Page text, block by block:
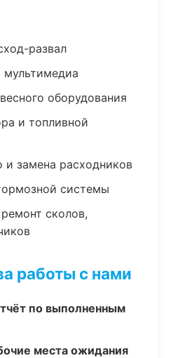
развал
оборудования
и топливной
и замена расходников
системы
сколов,
работы с нами
по выполненным
места ожидания